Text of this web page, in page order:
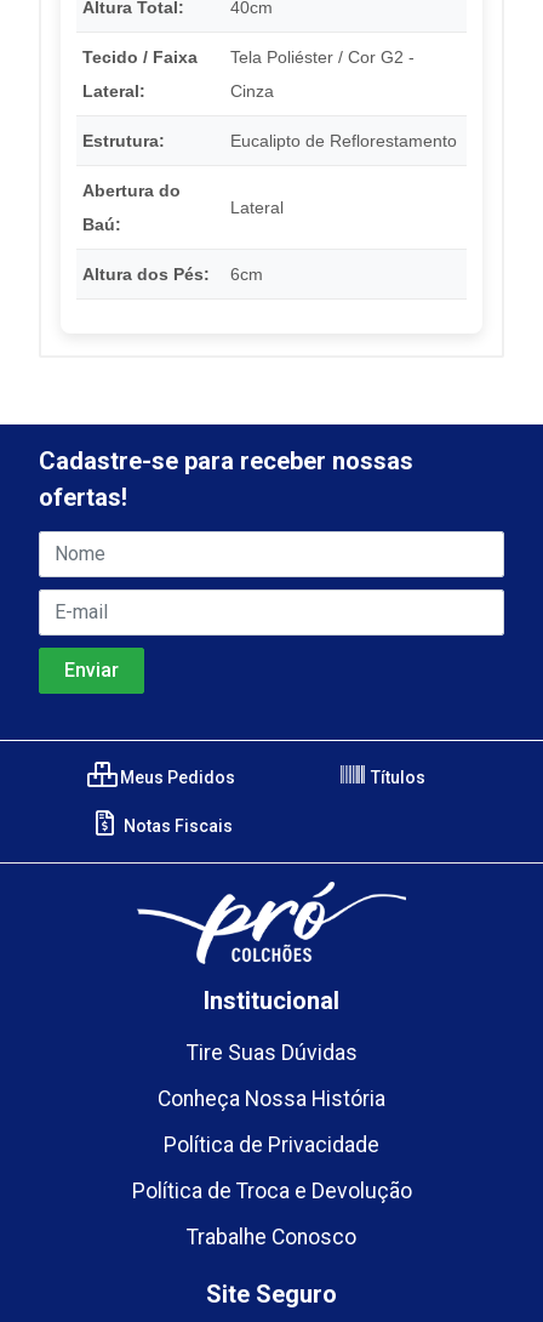
Altura Total: 40cm
Tecido / Faixa
Lateral:
Tela Poliéster / Cor G2 -
Cinza
Estrutura: Eucalipto de Reflorestamento
Abertura do
Baú:
Lateral
Altura dos Pés: 6cm
Cadastre-se para receber nossas
ofertas!
Meus Pedidos Títulos
Notas Fiscais
Institucional
Tire Suas Dúvidas
Conheça Nossa História
Política de Privacidade
Política de Troca e Devolução
Trabalhe Conosco
Site Seguro